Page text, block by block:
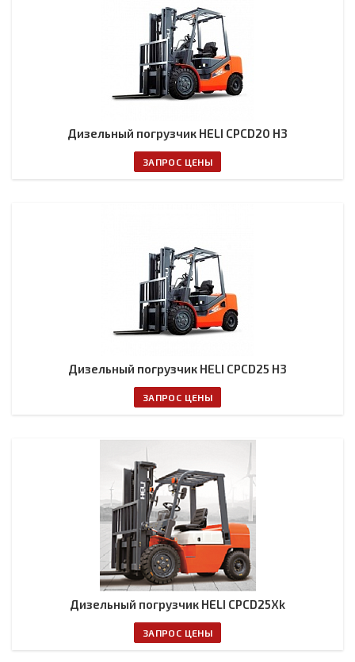
Дизельный погрузчик HELI CPCD20 H3
ЗАПРОС ЦЕНЫ
Дизельный погрузчик HELI CPCD25 H3
ЗАПРОС ЦЕНЫ
Дизельный погрузчик HELI CPCD25Xk
ЗАПРОС ЦЕНЫ